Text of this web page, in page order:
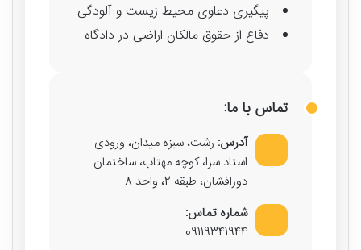
پیگیری دعاوی محیط زیست و آلودگی
دفاع از حقوق مالکان اراضی در دادگاه
تماس با ما:
آدرس: رشت، سبزه میدان، ورودی
استاد سرا، کوچه مهتاب، ساختمان
دورافشان، طبقه 2، واحد 8
شماره تماس:
09119341944